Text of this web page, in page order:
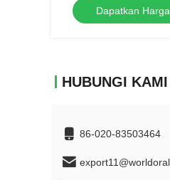
ProfesionalDapatkan
HUBUNGI KAMI
86-020-83503464